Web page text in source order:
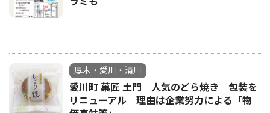
厚木・愛川・清川
愛川町 菓匠 土門 人気のどら焼き 包装を
リニューアル 理由は企業努力による「物